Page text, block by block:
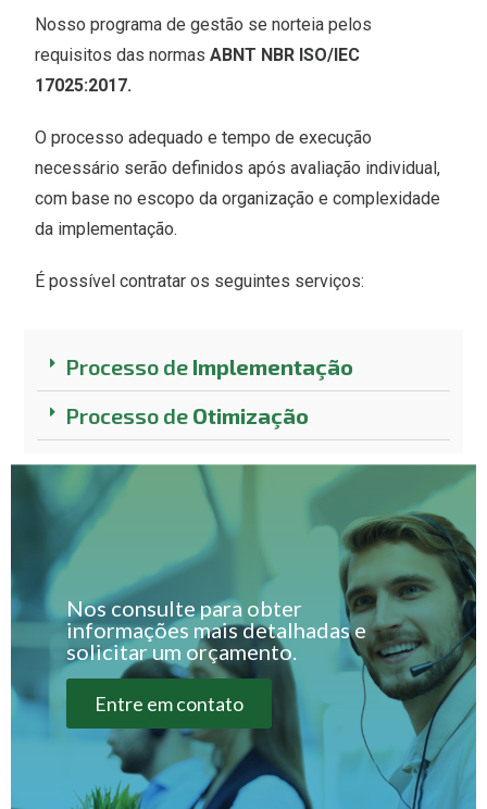
Nosso programa de gestão se norteia pelos
requisitos das normasABNT NBR ISO/IEC
17025:2017.
O processo adequado e tempo de execução
necessário serão definidos após avaliação individual,
com base no escopo da organização e complexidade
da implementação.
É possível contratar os seguintes serviços:
Processo de Implementação
Processo de Otimização
Nos consulte para obter
informações mais detalhadas e
solicitar um orçamento.
Entre em contato